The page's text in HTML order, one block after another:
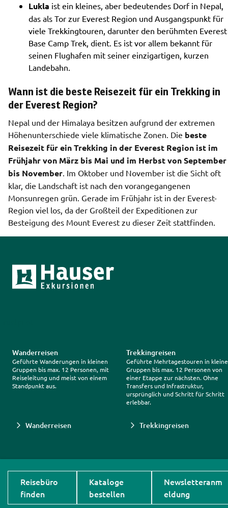
Lukla ist ein kleines, aber bedeutendes Dorf in Nepal,
das als Tor zur Everest Region und Ausgangspunkt für
viele Trekkingtouren, darunter den berühmten Everest
Base Camp Trek, dient. Es ist vor allem bekannt für
seinen Flughafen mit seiner einzigartigen, kurzen
Landebahn.
Wann ist die beste Reisezeit für ein Trekking in
der Everest Region?
Nepal und der Himalaya besitzen aufgrund der extremen
Höhenunterschiede viele klimatische Zonen. Die beste
Reisezeit für ein Trekking in der Everest Region ist im
Frühjahr von März bis Mai und im Herbst von September
bis November. Im Oktober und November ist die Sicht oft
klar, die Landschaft ist nach den vorangegangenen
Monsunregen grün. Gerade im Frühjahr ist in der Everest-
Region viel los, da der Großteil der Expeditionen zur
Besteigung des Mount Everest zu dieser Zeit stattfinden.
Wanderreisen
Geführte Wanderungen in kleinen
Gruppen bis max. 12 Personen, mit
Reiseleitung und meist von einem
Standpunkt aus.
Wanderreisen
Trekkingreisen
Geführte Mehrtagestouren in
Gruppen bis max. 12 Personen von
einer Etappe zur nächsten. Ohne
Transfers und Infrastruktur,
ursprünglich und Schritt für Schritt
erlebbar.
Trekkingreisen
Reisebüro
finden
Kataloge
bestellen
Newsletteranm
eldung